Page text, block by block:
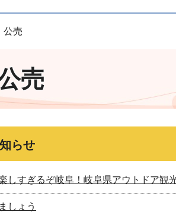
じ
公売
売
らせ
しすぎるぞ岐阜！岐阜県アウトドア観
しょう